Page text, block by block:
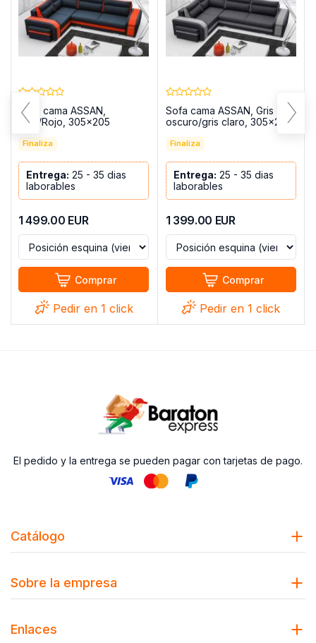
Sofa cama ASSAN,
Azul/Rojo, 305x205
Finaliza
Entrega: 25 - 35 dias
laborables
1 499.00 EUR
Comprar
Pedir en 1 click
Sofa cama ASSAN, Gris
oscuro/gris claro, 305x205
Finaliza
Entrega: 25 - 35 dias
laborables
1 399.00 EUR
Comprar
Pedir en 1 click
El pedido y la entrega se pueden pagar con tarjetas de pago.
Catálogo
Sobre la empresa
Enlaces